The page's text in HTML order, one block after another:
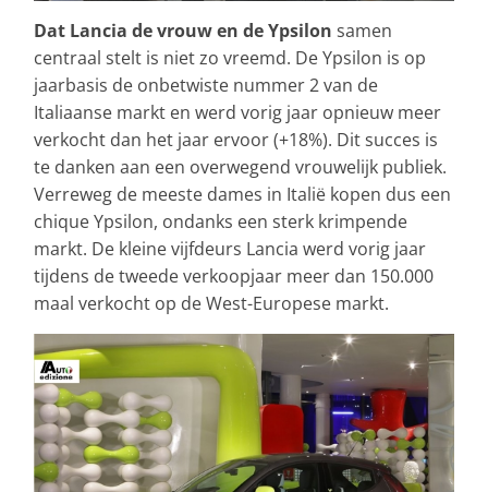
Dat Lancia de vrouw en de Ypsilon samen
centraal stelt is niet zo vreemd. De Ypsilon is op
jaarbasis de onbetwiste nummer 2 van de
Italiaanse markt en werd vorig jaar opnieuw meer
verkocht dan het jaar ervoor (+18%). Dit succes is
te danken aan een overwegend vrouwelijk publiek.
Verreweg de meeste dames in Italië kopen dus een
chique Ypsilon, ondanks een sterk krimpende
markt. De kleine vijfdeurs Lancia werd vorig jaar
tijdens de tweede verkoopjaar meer dan 150.000
maal verkocht op de West-Europese markt.